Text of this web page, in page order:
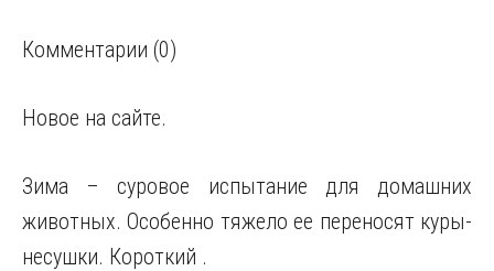
Комментарии (0)
Новое на сайте.
Зима – суровое испытание для домашних
животных. Особенно тяжело ее переносят куры-
несушки. Короткий .